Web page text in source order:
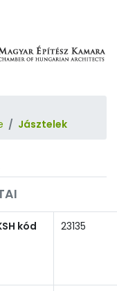
Jásztelek
kód 23135